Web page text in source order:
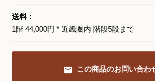
YouTube 公式チャ
三木楽器 開成
ピアノ弾き比べ、過去
送料：
1階 44,000円 * 近畿圏内 階段5段まで
この商品のお問い合わ